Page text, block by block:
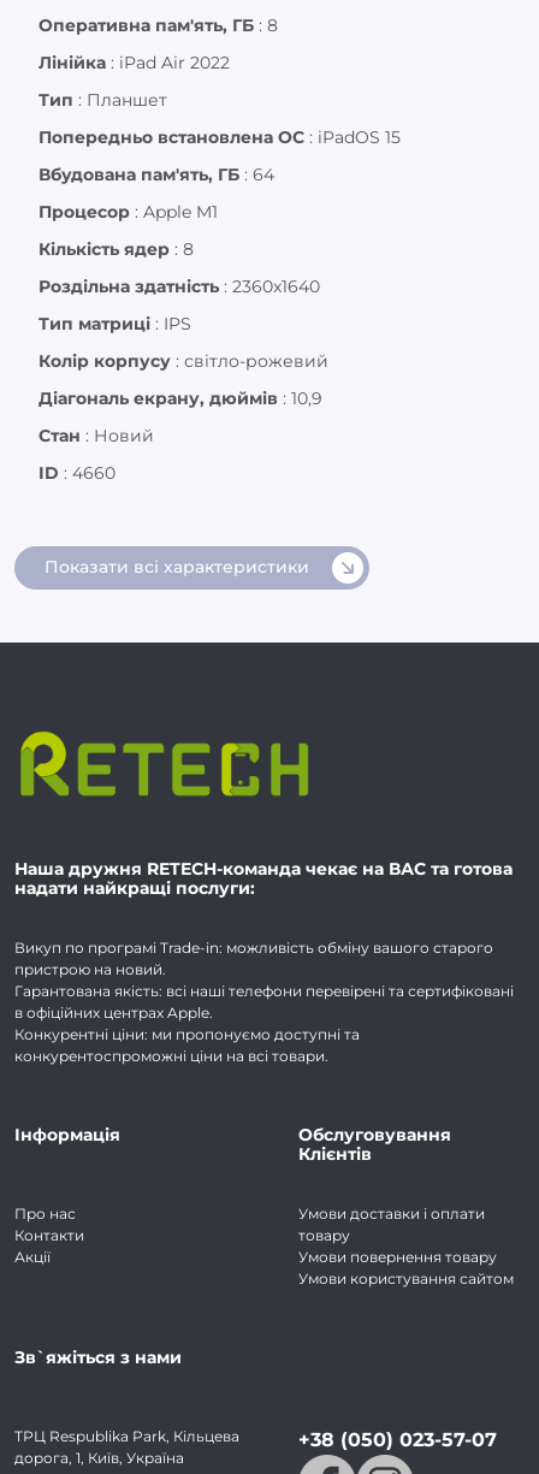
Оперативна пам'ять, ГБ : 8
Лінійка : iPad Air 2022
Тип : Планшет
Попередньо встановлена ОС : iPadOS 15
Вбудована пам'ять, ГБ : 64
Процесор : Apple M1
Кількість ядер : 8
Роздільна здатність : 2360x1640
Тип матриці : IPS
Колір корпусу : світло-рожевий
Діагональ екрану, дюймів : 10,9
Стан : Новий
ID : 4660
Показати всі характеристики
Наша дружня RETECH-команда чекає на ВАС та готова
надати найкращі послуги:
Викуп по програмі Trade-in: можливість обміну вашого старого
пристрою на новий.
Гарантована якість: всі наші телефони перевірені та сертифіковані
в офіційних центрах Apple.
Конкурентні ціни: ми пропонуємо доступні та
конкурентоспроможні ціни на всі товари.
Інформація
Про нас
Контакти
Акції
Обслуговування
Клієнтів
Умови доставки і оплати
товару
Умови повернення товару
Умови користування сайтом
Зв`яжіться з нами
ТРЦ Respublika Park, Кільцева
дорога, 1, Київ, Україна
+38 (050) 023-57-07